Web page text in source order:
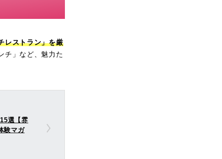
レストラン」を厳
チ」など、魅力た
選【雰
験マガ